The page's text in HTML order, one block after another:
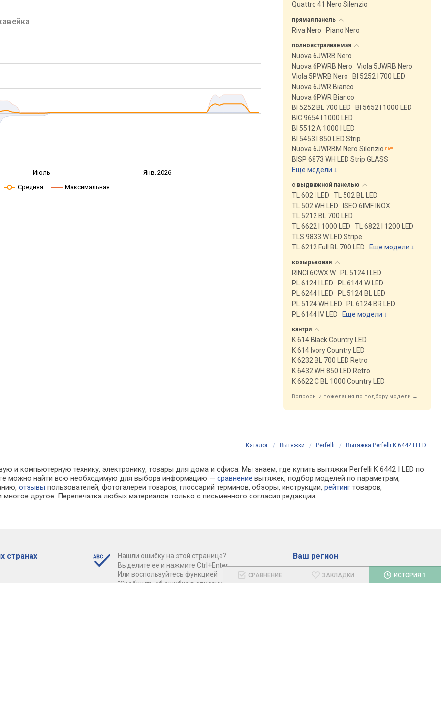
Июль Янв. 2026
Средняя Максимальная
Quattro 41 Nero Silenzio
прямая панель
Riva Nero Piano Nero
полновстраиваемая
Nuova 6JWRB Nero
Nuova 6PWRB Nero
Viola 5JWRB Nero
Viola 5PWRB Nero
BI 5252 I 700 LED
Nuova 6JWR Bianco
Nuova 6PWR Bianco
BI 5252 BL 700 LED
BI 5652 I 1000 LED
BIC 9654 I 1000 LED
BI 5512 A 1000 I LED
BI 5453 I 850 LED Strip
Nuova 6JWRBM Nero Silenzio
BISP 6873 WH LED Strip GLASS
Еще модели ↓
с выдвижной панелью
TL 602 I LED
TL 502 BL LED
TL 502 WH LED
ISEO 6IMF INOX
TL 5212 BL 700 LED
TL 6622 I 1000 LED
TL 6822 I 1200 LED
TLS 9833 W LED Stripe
TL 6212 Full BL 700 LED
Еще модели ↓
козырьковая
RINCI 6CWX W
PL 5124 I LED
PL 6124 I LED
PL 6144 W LED
PL 6244 I LED
PL 5124 BL LED
PL 5124 WH LED
PL 6124 BR LED
PL 6144 IV LED
Еще модели ↓
кантри
K 614 Black Country LED
K 614 Ivory Country LED
K 6232 BL 700 LED Retro
K 6432 WH 850 LED Retro
K 6622 C BL 1000 Country LED
Вопросы и пожелания по подбору модели →
Каталог / Вытяжки / Perfelli / Вытяжка Perfelli K 6442 I LED
и компьютерную технику, электронику, товары для дома и офиса. Мы знаем, где купить вытяжки Perfelli K 6442 I LED по
можно найти всю необходимую для выбора информацию —сравнение вытяжек, подбор моделей по параметрам,
отзывы пользователей, фотогалереи товаров, глоссарий терминов, обзоры, инструкции,рейтинг товаров,
многое другое. Перепечатка любых материалов только с письменного согласия редакции.
странах
Нашли ошибку на этой странице?
Выделите ее и нажмите Ctrl+Enter.
Или воспользуйтесь функцией
"Сообщить об ошибке в описании" под
Ваш регион
Украина ,RU
СРАВНЕНИЕ ЗАКЛАДКИ ИСТОРИЯ 1